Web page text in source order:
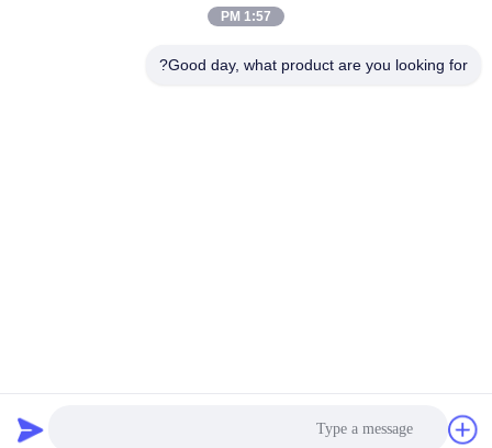
1:57 PM
Good day, what product are you looking for?